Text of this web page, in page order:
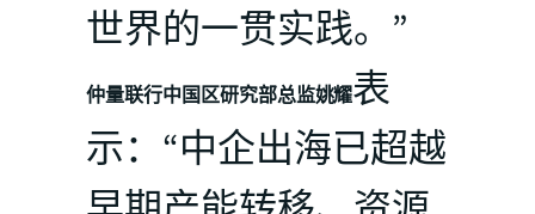
世界的一贯实践。”
仲量联行中国区研究部总监姚耀表
示：“中企出海已超越